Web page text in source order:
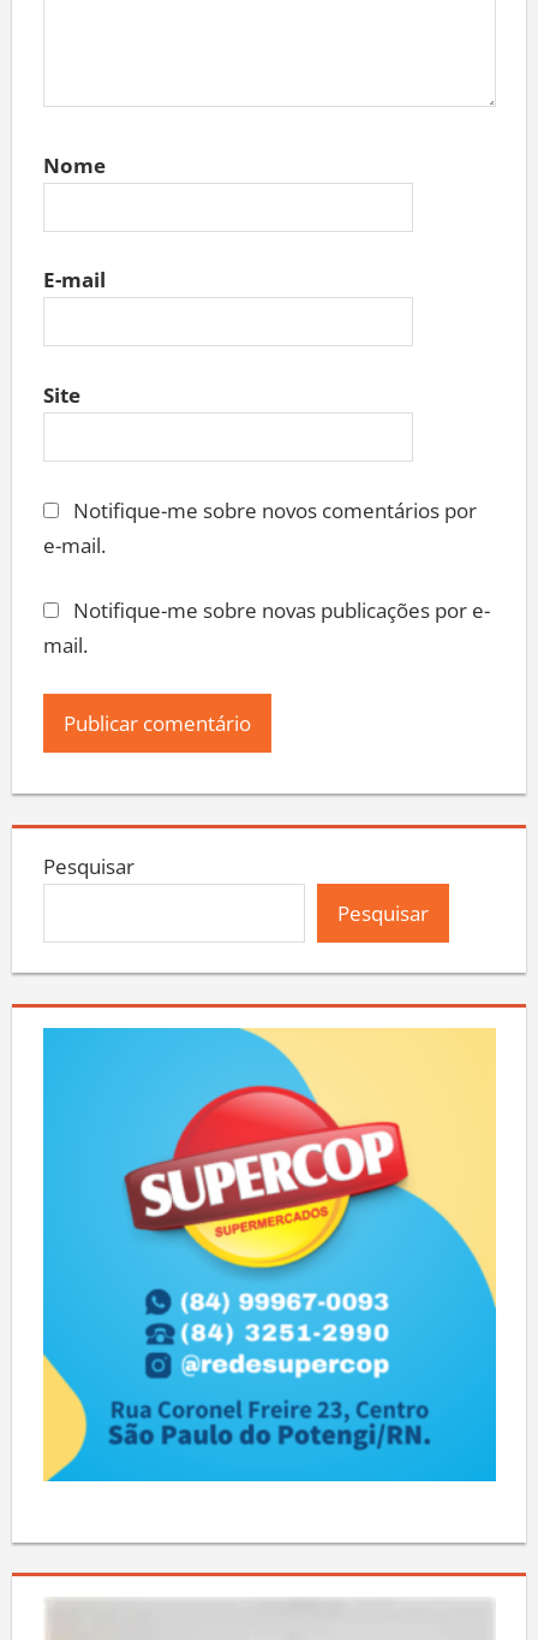
Nome
E-mail
Site
Notifique-me sobre novos comentários por
e-mail.
Notifique-me sobre novas publicações por e-
mail.
Pesquisar
Pesquisar